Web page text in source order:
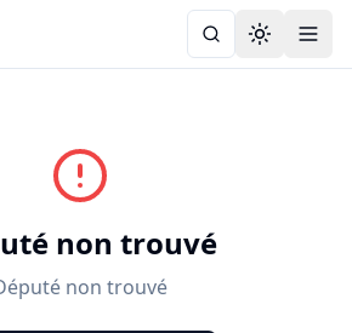
Toggle
non trouvé
non trouvé